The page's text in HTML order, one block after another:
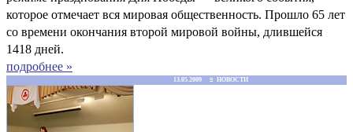
которое отмечает вся мировая общественность. Прошло 65 лет
со времени окончания второй мировой войны, длившейся
1418 дней.
подробнее »
13.05.2009 ≡ НОВОСТИ